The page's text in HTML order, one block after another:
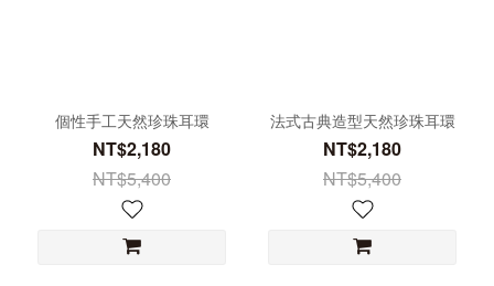
個性手工天然珍珠耳環
NT$2,180
NT$5,400
法式古典造型天然珍珠耳環
NT$2,180
NT$5,400